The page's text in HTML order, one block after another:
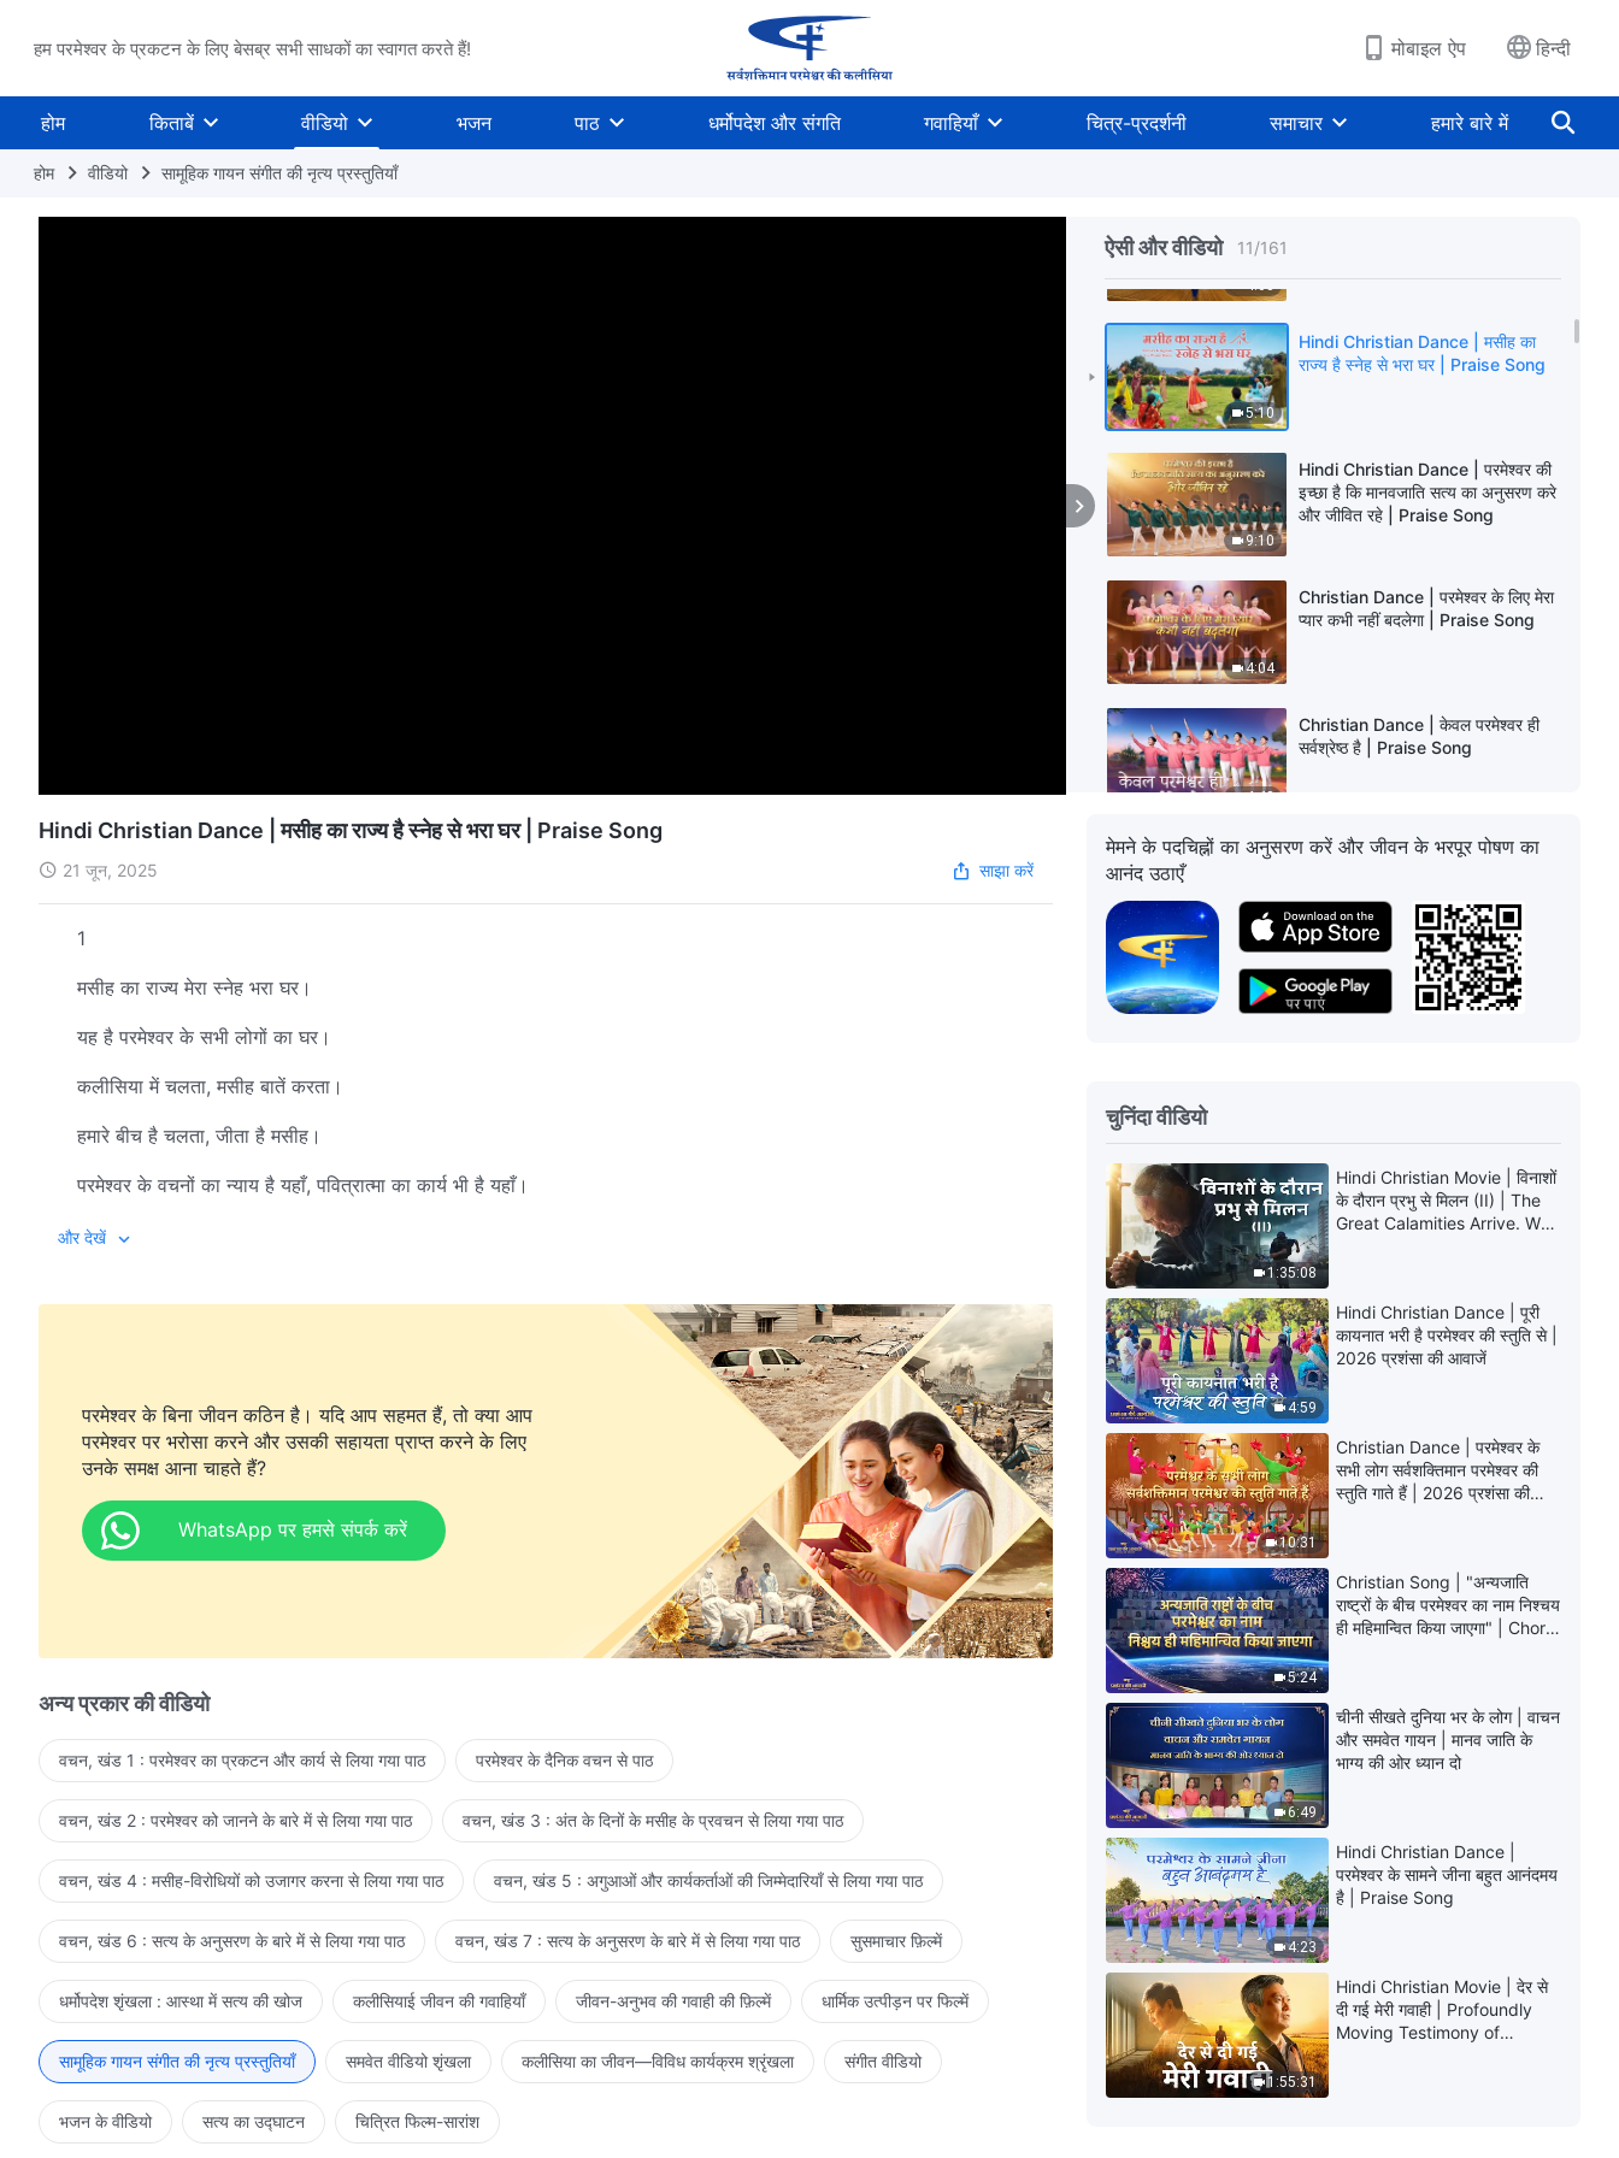
हम परमेश्वर के प्रकटन के लिए बेसब्र सभी साधकों का स्वागत करते हैं! मोबाइल ऐप हिन्दी
होम किताबें वीडियो भजन पाठ धर्मोपदेश और संगति गवाहियाँ चित्र-प्रदर्शनी समाचार हमारे बारे में
होम वीडियो सामूहिक गायन संगीत की नृत्य प्रस्तुतियाँ
ऐसी और वीडियो 11/161
मानवजाति के मध्य आ चुका है | Praise
Song
4:03
5:10
Hindi Christian Dance | मसीह का
राज्य है स्नेह से भरा घर | Praise Song
9:10
Hindi Christian Dance | परमेश्वर की
इच्छा है कि मानवजाति सत्य का अनुसरण करे
और जीवित रहे | Praise Song
4:04
Christian Dance | परमेश्वर के लिए मेरा
प्यार कभी नहीं बदलेगा | Praise Song
4:48
Christian Dance | केवल परमेश्वर ही
सर्वश्रेष्ठ है | Praise Song
4:08
Christian Dance | सत्य हासिल करने के
Praise Song
Christian Dance | हो चुका है पूरा महान
कार्य परमेश्वर का | Praise Song
6:53
4:00
Christian Dance | भरपूर स्तुति करते
उसकी सभी परमेश्वर-जन | Praise Song
5:38
Christian Dance | मैंने परमेश्वर के प्रेम
का बहुत अधिक आनंद लिया है | Praise
Song
3:59
Christian Dance | हमारे अनकहे बंधन
का गीत | Praise Song
6:42
Hindi Christian Dance | परमेश्वर
बचाना चाहता है जिस मानवजाति को, सर्वोपरि
है वह उसके हृदय में | Praise Song
5:00
Christian Dance | ओ मेरे प्रिय, मैं
तलाश में हूं तुम्हारी | Praise Song
5:12
Christian Dance | परमेश्वर द्वारा इंसान
का उद्धार कितना व्यावहारिक है | Praise
Song
4:44
Christian Dance | भरपूर स्तुति करते
उसकी सभी परमेश्वर-जन | Praise Song
Hindi Christian Dance | मसीह का राज्य है स्नेह से भरा घर | Praise Song
21 जून, 2025 साझा करें
1
मसीह का राज्य मेरा स्नेह भरा घर।
यह है परमेश्वर के सभी लोगों का घर।
कलीसिया में चलता, मसीह बातें करता।
हमारे बीच है चलता, जीता है मसीह।
परमेश्वर के वचनों का न्याय है यहाँ, पवित्रात्मा का कार्य भी है यहाँ।
आपूर्ति करते, हमें राह दिखाते, परमेश्वर के वचन।
2
मसीह का राज्य मेरा स्नेह भरा घर।
परमेश्वर-जनों को अतिप्रिय है ये।
इन्सान की आत्मा के आराम की जगह है मसीह।
मुझे अब भटकने की ज़रूरत है नहीं।
मसीह का राज्य है ये, लोग तड़पते हैं जिसके लिए।
मसीह का राज्य है स्नेह भरा घर।
3
मसीह का राज्य मेरा स्नेह भरा घर।
सभी परमेश्वर-जन संजोते हैं इसे।
यहाँ मैं परमेश्वर की परीक्षाओं से गुज़रता हूँ।
और देखें
परमेश्वर के बिना जीवन कठिन है। यदि आप सहमत हैं, तो क्या आप
परमेश्वर पर भरोसा करने और उसकी सहायता प्राप्त करने के लिए
उनके समक्ष आना चाहते हैं?
WhatsApp पर हमसे संपर्क करें
अन्य प्रकार की वीडियो
वचन, खंड 1 : परमेश्वर का प्रकटन और कार्य से लिया गया पाठ परमेश्वर के दैनिक वचन से पाठ
वचन, खंड 2 : परमेश्वर को जानने के बारे में से लिया गया पाठ वचन, खंड 3 : अंत के दिनों के मसीह के प्रवचन से लिया गया पाठ
वचन, खंड 4 : मसीह-विरोधियों को उजागर करना से लिया गया पाठ वचन, खंड 5 : अगुआओं और कार्यकर्ताओं की जिम्मेदारियाँ से लिया गया पाठ
वचन, खंड 6 : सत्य के अनुसरण के बारे में से लिया गया पाठ वचन, खंड 7 : सत्य के अनुसरण के बारे में से लिया गया पाठ सुसमाचार फ़िल्में
धर्मोपदेश शृंखला : आस्था में सत्य की खोज कलीसियाई जीवन की गवाहियाँ जीवन-अनुभव की गवाही की फ़िल्में धार्मिक उत्पीड़न पर फिल्में
सामूहिक गायन संगीत की नृत्य प्रस्तुतियाँ समवेत वीडियो शृंखला कलीसिया का जीवन—विविध कार्यक्रम श्रृंखला संगीत वीडियो
भजन के वीडियो सत्य का उद्घाटन चित्रित फिल्म-सारांश
मेमने के पदचिह्नों का अनुसरण करें और जीवन के भरपूर पोषण का
आनंद उठाएँ
चुनिंदा वीडियो
1:35:08
Hindi Christian Movie | विनाशों
के दौरान प्रभु से मिलन (II) | The
Great Calamities Arrive. Who
4:59
Hindi Christian Dance | पूरी
कायनात भरी है परमेश्वर की स्तुति से |
2026 प्रशंसा की आवाजें
10:31
Christian Dance | परमेश्वर के
सभी लोग सर्वशक्तिमान परमेश्वर की
स्तुति गाते हैं | 2026 प्रशंसा की
5:24
Christian Song | "अन्यजाति
राष्ट्रों के बीच परमेश्वर का नाम निश्चय
ही महिमान्वित किया जाएगा" | Choral
6:49
चीनी सीखते दुनिया भर के लोग | वाचन
और समवेत गायन | मानव जाति के
भाग्य की ओर ध्यान दो
4:23
Hindi Christian Dance |
परमेश्वर के सामने जीना बहुत आनंदमय
है | Praise Song
1:55:31
Hindi Christian Movie | देर से
दी गई मेरी गवाही | Profoundly
Moving Testimony of